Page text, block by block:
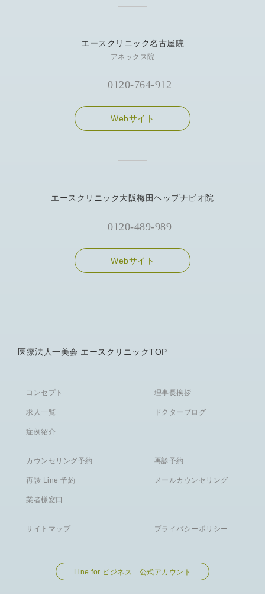
エースクリニック名古屋院
アネックス院
0120-764-912
Webサイト
エースクリニック大阪梅田ヘップナビオ院
0120-489-989
Webサイト
医療法人一美会 エースクリニックTOP
コンセプト 理事長挨拶
求人一覧 ドクターブログ
症例紹介
カウンセリング予約 再診予約
再診 Line 予約 メールカウンセリング
業者様窓口
サイトマップ プライバシーポリシー
Line for ビジネス 公式アカウント